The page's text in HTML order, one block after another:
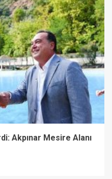
Akpınar Mesire Alanı